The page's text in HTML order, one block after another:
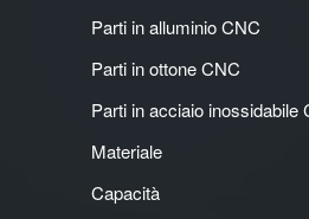
Parti in alluminio CNC
Parti in ottone CNC
Parti in acciaio inossidabile
Materiale
Capacità